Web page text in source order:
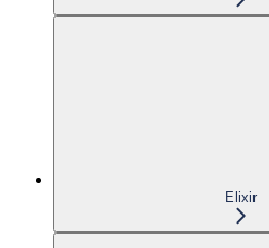
Elixir